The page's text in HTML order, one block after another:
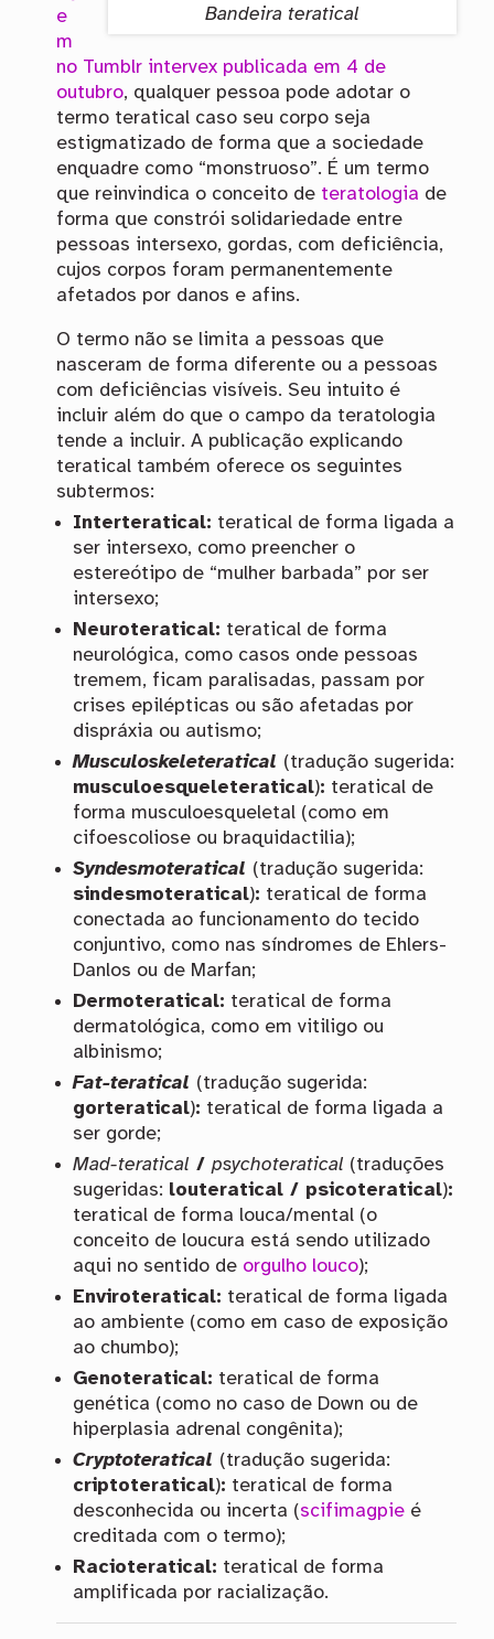
Bandeira teratical
e
m
no Tumblr intervex publicada em 4 de
outubro, qualquer pessoa pode adotar o
termo teratical caso seu corpo seja
estigmatizado de forma que a sociedade
enquadre como “monstruoso”. É um termo
que reinvindica o conceito de teratologia de
forma que constrói solidariedade entre
pessoas intersexo, gordas, com deficiência,
cujos corpos foram permanentemente
afetados por danos e afins.
O termo não se limita a pessoas que
nasceram de forma diferente ou a pessoas
com deficiências visíveis. Seu intuito é
incluir além do que o campo da teratologia
tende a incluir. A publicação explicando
teratical também oferece os seguintes
subtermos:
Interteratical: teratical de forma ligada a
ser intersexo, como preencher o
estereótipo de “mulher barbada” por ser
intersexo;
Neuroteratical: teratical de forma
neurológica, como casos onde pessoas
tremem, ficam paralisadas, passam por
crises epilépticas ou são afetadas por
dispráxia ou autismo;
Musculoskeleteratical (tradução sugerida:
musculoesqueleteratical): teratical de
forma musculoesqueletal (como em
cifoescoliose ou braquidactilia);
Syndesmoteratical (tradução sugerida:
sindesmoteratical): teratical de forma
conectada ao funcionamento do tecido
conjuntivo, como nas síndromes de Ehlers-
Danlos ou de Marfan;
Dermoteratical: teratical de forma
dermatológica, como em vitiligo ou
albinismo;
Fat-teratical (tradução sugerida:
gorteratical): teratical de forma ligada a
ser gorde;
Mad-teratical / psychoteratical (traduções
sugeridas: louteratical / psicoteratical):
teratical de forma louca/mental (o
conceito de loucura está sendo utilizado
aqui no sentido de orgulho louco);
Enviroteratical: teratical de forma ligada
ao ambiente (como em caso de exposição
ao chumbo);
Genoteratical: teratical de forma
genética (como no caso de Down ou de
hiperplasia adrenal congênita);
Cryptoteratical (tradução sugerida:
criptoteratical): teratical de forma
desconhecida ou incerta (scifimagpieé
creditada com o termo);
Racioteratical: teratical de forma
amplificada por racialização.